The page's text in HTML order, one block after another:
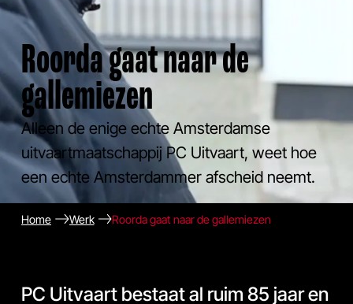
Roorda gaat naar de
gallemiezen
Alleen de enige echte Amsterdamse
uitvaartmaatschappij PC Uitvaart, weet hoe
een echte Amsterdammer afscheid neemt.
Home Werk Roorda gaat naar de gallemiezen
PC Uitvaart bestaat al ruim 85 jaar en